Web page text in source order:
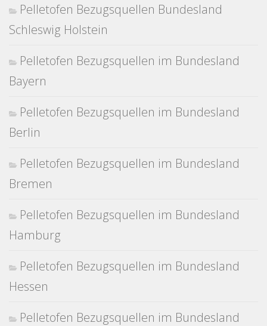
Pelletofen Bezugsquellen Bundesland
Schleswig Holstein
Pelletofen Bezugsquellen im Bundesland
Bayern
Pelletofen Bezugsquellen im Bundesland
Berlin
Pelletofen Bezugsquellen im Bundesland
Bremen
Pelletofen Bezugsquellen im Bundesland
Hamburg
Pelletofen Bezugsquellen im Bundesland
Hessen
Pelletofen Bezugsquellen im Bundesland